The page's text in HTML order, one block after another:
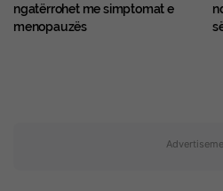
ngatërrohet me simptomat e
menopauzës